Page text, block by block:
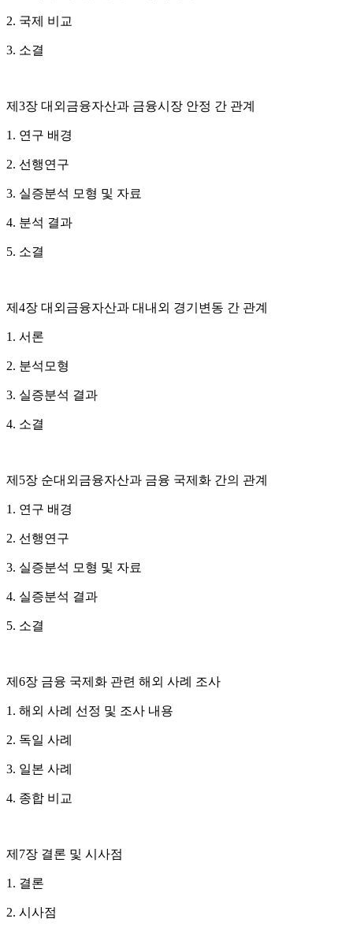
2. 국제 비교
3. 소결
제3장 대외금융자산과 금융시장 안정 간 관계
1. 연구 배경
2. 선행연구
3. 실증분석 모형 및 자료
4. 분석 결과
5. 소결
제4장 대외금융자산과 대내외 경기변동 간 관계
1. 서론
2. 분석모형
3. 실증분석 결과
4. 소결
제5장 순대외금융자산과 금융 국제화 간의 관계
1. 연구 배경
2. 선행연구
3. 실증분석 모형 및 자료
4. 실증분석 결과
5. 소결
제6장 금융 국제화 관련 해외 사례 조사
1. 해외 사례 선정 및 조사 내용
2. 독일 사례
3. 일본 사례
4. 종합 비교
제7장 결론 및 시사점
1. 결론
2. 시사점